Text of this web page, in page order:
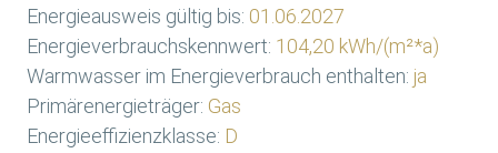
Energieausweis gültig bis: 01.06.2027
Energieverbrauchskennwert: 104,20 kWh/(m²*a)
Warmwasser im Energieverbrauch enthalten: ja
Primärenergieträger: Gas
Energieeffizienzklasse: D